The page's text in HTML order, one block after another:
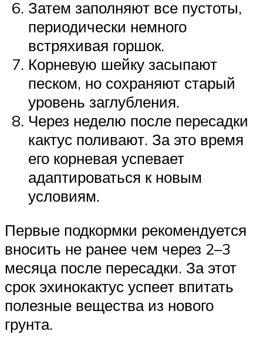
Затем заполняют все пустоты,
периодически немного
встряхивая горшок.
Корневую шейку засыпают
песком, но сохраняют старый
уровень заглубления.
Через неделю после пересадки
кактус поливают. За это время
его корневая успевает
адаптироваться к новым
условиям.
Первые подкормки рекомендуется
вносить не ранее чем через 2–3
месяца после пересадки. За этот
срок эхинокактус успеет впитать
полезные вещества из нового
грунта.